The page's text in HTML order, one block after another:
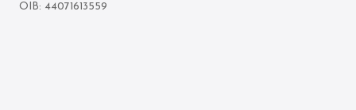
OIB: 44071613559